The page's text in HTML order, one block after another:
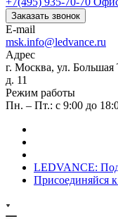
Заказать звонок
E-mail
msk.info@ledvance.ru
Адрес
г. Москва, ул. Большая
д. 11
Режим работы
Пн. – Пт.: с 9:00 до
LEDVANCE:
Присоединяйся